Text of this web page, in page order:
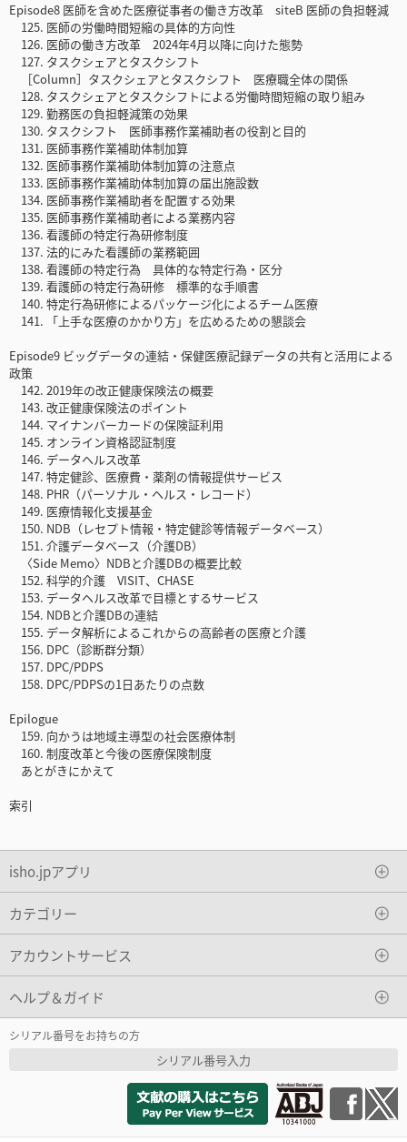
Episode8 医師を含めた医療従事者の働き方改革 siteB 医師の負担軽減
125. 医師の労働時間短縮の具体的方向性
126. 医師の働き方改革 2024年4月以降に向けた態勢
127. タスクシェアとタスクシフト
［Column］タスクシェアとタスクシフト 医療職全体の関係
128. タスクシェアとタスクシフトによる労働時間短縮の取り組み
129. 勤務医の負担軽減策の効果
130. タスクシフト 医師事務作業補助者の役割と目的
131. 医師事務作業補助体制加算
132. 医師事務作業補助体制加算の注意点
133. 医師事務作業補助体制加算の届出施設数
134. 医師事務作業補助者を配置する効果
135. 医師事務作業補助者による業務内容
136. 看護師の特定行為研修制度
137. 法的にみた看護師の業務範囲
138. 看護師の特定行為 具体的な特定行為・区分
139. 看護師の特定行為研修 標準的な手順書
140. 特定行為研修によるパッケージ化によるチーム医療
141. 「上手な医療のかかり方」を広めるための懇談会
Episode9 ビッグデータの連結・保健医療記録データの共有と活用による
政策
142. 2019年の改正健康保険法の概要
143. 改正健康保険法のポイント
144. マイナンバーカードの保険証利用
145. オンライン資格認証制度
146. データヘルス改革
147. 特定健診、医療費・薬剤の情報提供サービス
148. PHR（パーソナル・ヘルス・レコード）
149. 医療情報化支援基金
150. NDB（レセプト情報・特定健診等情報データベース）
151. 介護データベース（介護DB）
〈Side Memo〉NDBと介護DBの概要比較
152. 科学的介護 VISIT、CHASE
153. データヘルス改革で目標とするサービス
154. NDBと介護DBの連結
155. データ解析によるこれからの高齢者の医療と介護
156. DPC（診断群分類）
157. DPC/PDPS
158. DPC/PDPSの1日あたりの点数
Epilogue
159. 向かうは地域主導型の社会医療体制
160. 制度改革と今後の医療保険制度
あとがきにかえて
索引
isho.jpアプリ
カテゴリー
アカウントサービス
ヘルプ＆ガイド
シリアル番号をお持ちの方
シリアル番号入力